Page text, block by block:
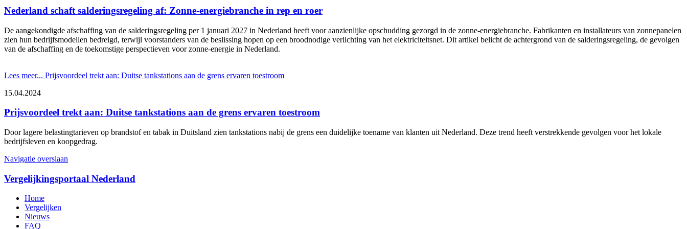
Nederland schaft salderingsregeling af: Zonne-energiebranche in rep en roer
De aangekondigde afschaffing van de salderingsregeling per 1 januari 2027 in Nederland heeft voor aanzienlijke opschudding gezorgd in de zonne-energiebranche. Fabrikanten en installateurs van zonnepanelen
zien hun bedrijfsmodellen bedreigd, terwijl voorstanders van de beslissing hopen op een broodnodige verlichting van het elektriciteitsnet. Dit artikel belicht de achtergrond van de salderingsregeling, de gevolgen
van de afschaffing en de toekomstige perspectieven voor zonne-energie in Nederland.
Lees meer... Prijsvoordeel trekt aan: Duitse tankstations aan de grens ervaren toestroom
15.04.2024
Prijsvoordeel trekt aan: Duitse tankstations aan de grens ervaren toestroom
Door lagere belastingtarieven op brandstof en tabak in Duitsland zien tankstations nabij de grens een duidelijke toename van klanten uit Nederland. Deze trend heeft verstrekkende gevolgen voor het lokale
bedrijfsleven en koopgedrag.
Navigatie overslaan
Vergelijkingsportaal Nederland
Home
Vergelijken
Nieuws
FAQ